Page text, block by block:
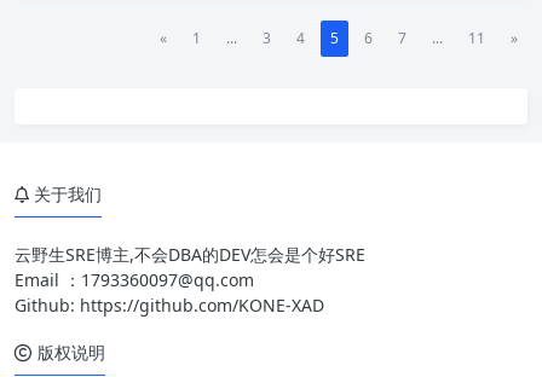
« 1 ... 3 4 5 6 7 ... 11 »
关于我们
云野生SRE博主,不会DBA的DEV怎会是个好SRE
Email ： 1793360097@qq.com
Github: https://github.com/KONE-XAD
版权说明